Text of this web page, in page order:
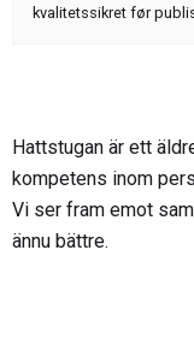
kvalitetssikret før
Hattstugan är ett
kompetens inom
Vi ser fram emot
ännu bättre.